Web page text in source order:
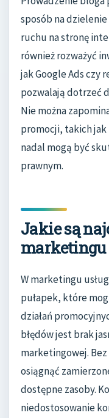
sposób na
ruchu na stronę
również rozważyć
jak Google Ads czy
pozwalają dotrzeć
Nie można
promocji, takich
nadal mogą być
prawnym.
Jakie są
marketingu
W marketingu
pułapek, które
działań
błędów jest brak
marketingowej.
osiągnąć
dostępne zasoby.
niedostosowanie